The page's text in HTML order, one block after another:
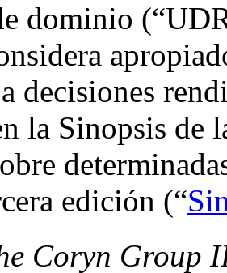
dominio
decisiones
la Sinopsis de
edición (“
Coryn Group